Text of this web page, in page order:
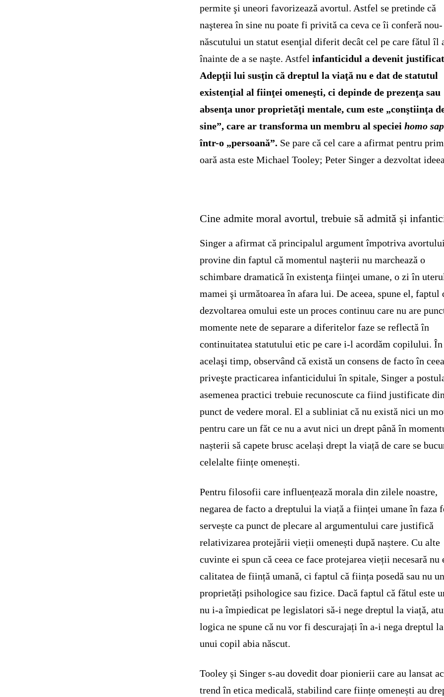
permite şi uneori favorizează avortul. Astfel se pretinde că
naşterea în sine nu poate fi privită ca ceva ce îi conferă nou-
născutului un statut esenţial diferit decât cel pe care fătul îl
înainte de a se naşte. Astfelinfanticidul a devenit
Adepţii lui susţin că dreptul la viaţă nu e dat de statutul
existenţial al fiinţei omeneşti, ci depinde de prezenţa sau
absenţa unor proprietăţi mentale, cum este „conştiinţa
sine”, care ar transforma un membru al specieihomo
într-o „persoană”. Se pare că cel care a afirmat pentru
oară asta este Michael Tooley; Peter Singer a dezvoltat
Cine admite moral avortul, trebuie să admită și
Singer a afirmat că principalul argument împotriva avortului
provine din faptul că momentul naşterii nu marchează o
schimbare dramatică în existenţa fiinţei umane, o zi în
mamei şi următoarea în afara lui. De aceea, spune el, faptul
dezvoltarea omului este un proces continuu care nu are
momente nete de separare a diferitelor faze se reflectă în
continuitatea statutului etic pe care i-l acordăm copilului. În
acelaşi timp, observând că există un consens de facto în
priveşte practicarea infanticidului în spitale, Singer a
asemenea practici trebuie recunoscute ca fiind justificate din
punct de vedere moral. El a subliniat că nu există nici un
pentru care un făt ce nu a avut nici un drept până în
nașterii să capete brusc același drept la viață de care se
celelalte ființe omenești.
Pentru filosofii care influențează morala din zilele noastre,
negarea de facto a dreptului la viață a ființei umane în faza
servește ca punct de plecare al argumentului care justifică
relativizarea protejării vieții omenești după naștere. Cu alte
cuvinte ei spun că ceea ce face protejarea vieții necesară nu
calitatea de ființă umană, ci faptul că ființa posedă sau nu
proprietăți psihologice sau fizice. Dacă faptul că fătul este
nu i-a împiedicat pe legislatori să-i nege dreptul la viață,
logica ne spune că nu vor fi descurajați în a-i nega dreptul
unui copil abia născut.
Tooley și Singer s-au dovedit doar pionierii care au lansat
trend în etica medicală, stabilind care ființe omenești au